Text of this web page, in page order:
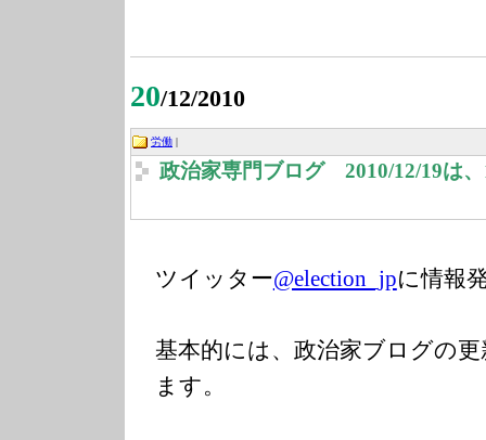
20/12/2010
労働 |
政治家専門ブログ 2010/12/19は
ツイッター@election_jpに情報
基本的には、政治家ブログの
ます。